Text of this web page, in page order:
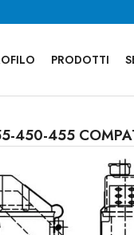
PRODOTTI
450-455